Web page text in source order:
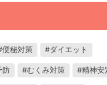
便秘対策 ダイエット
防 むくみ対策 精神安